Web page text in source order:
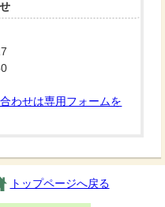
わせは専用フォームを
トップページへ戻る